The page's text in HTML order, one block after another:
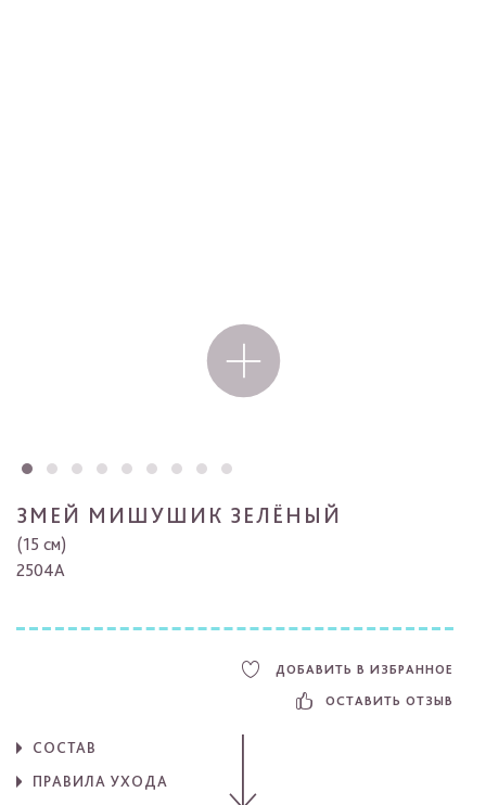
ЗМЕЙ МИШУШИК ЗЕЛЁНЫЙ
(15 см)
2504A
ДОБАВИТЬ В ИЗБРАННОЕ
ОСТАВИТЬ ОТЗЫВ
СОСТАВ
ПРАВИЛА УХОДА